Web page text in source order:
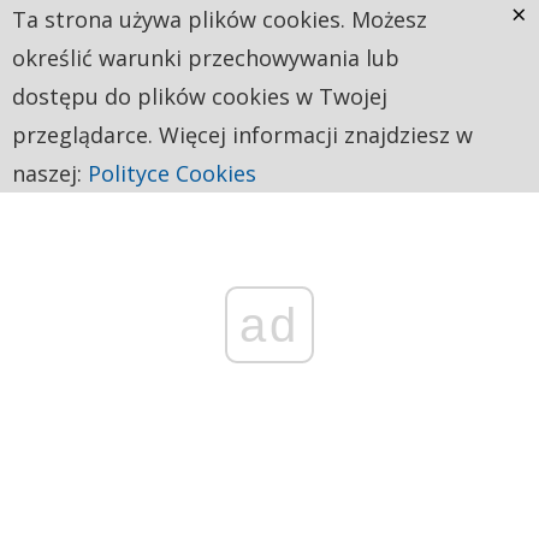
ad
Ta strona używa plików cookies. Możesz
określić warunki przechowywania lub
dostępu do plików cookies w Twojej
przeglądarce. Więcej informacji znajdziesz w
naszej: Polityce Cookies
×